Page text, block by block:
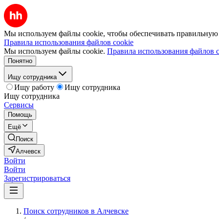
Мы используем файлы cookie, чтобы обеспечивать правильную
Правила использования файлов cookie
Мы используем файлы cookie. Правила использования файлов
Понятно
Ищу сотрудника
Ищу работу
Ищу сотрудника
Ищу сотрудника
Сервисы
Помощь
Ещё
Поиск
Алчевск
Войти
Войти
Зарегистрироваться
Поиск сотрудников в Алчевске